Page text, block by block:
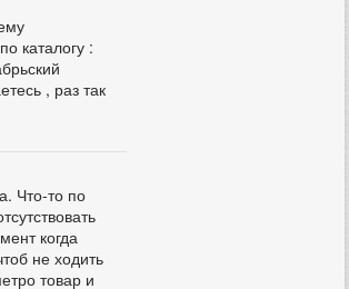
каталогу :
, раз так
Что-то по
когда
не ходить
товар и